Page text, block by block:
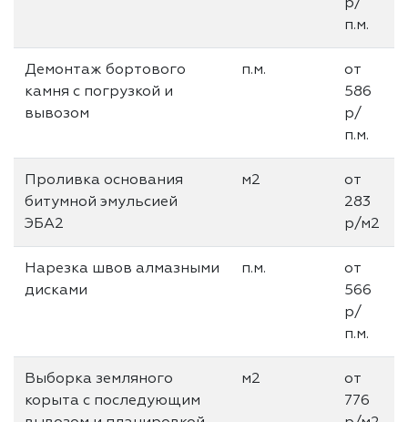
р/
п.м.
Демонтаж бортового
камня с погрузкой и
вывозом
п.м.
от
586
р/
п.м.
Проливка основания
битумной эмульсией
ЭБА2
м2
от
283
р/м2
Нарезка швов алмазными
дисками
п.м.
от
566
р/
п.м.
Выборка земляного
корыта с последующим
м2
от
776